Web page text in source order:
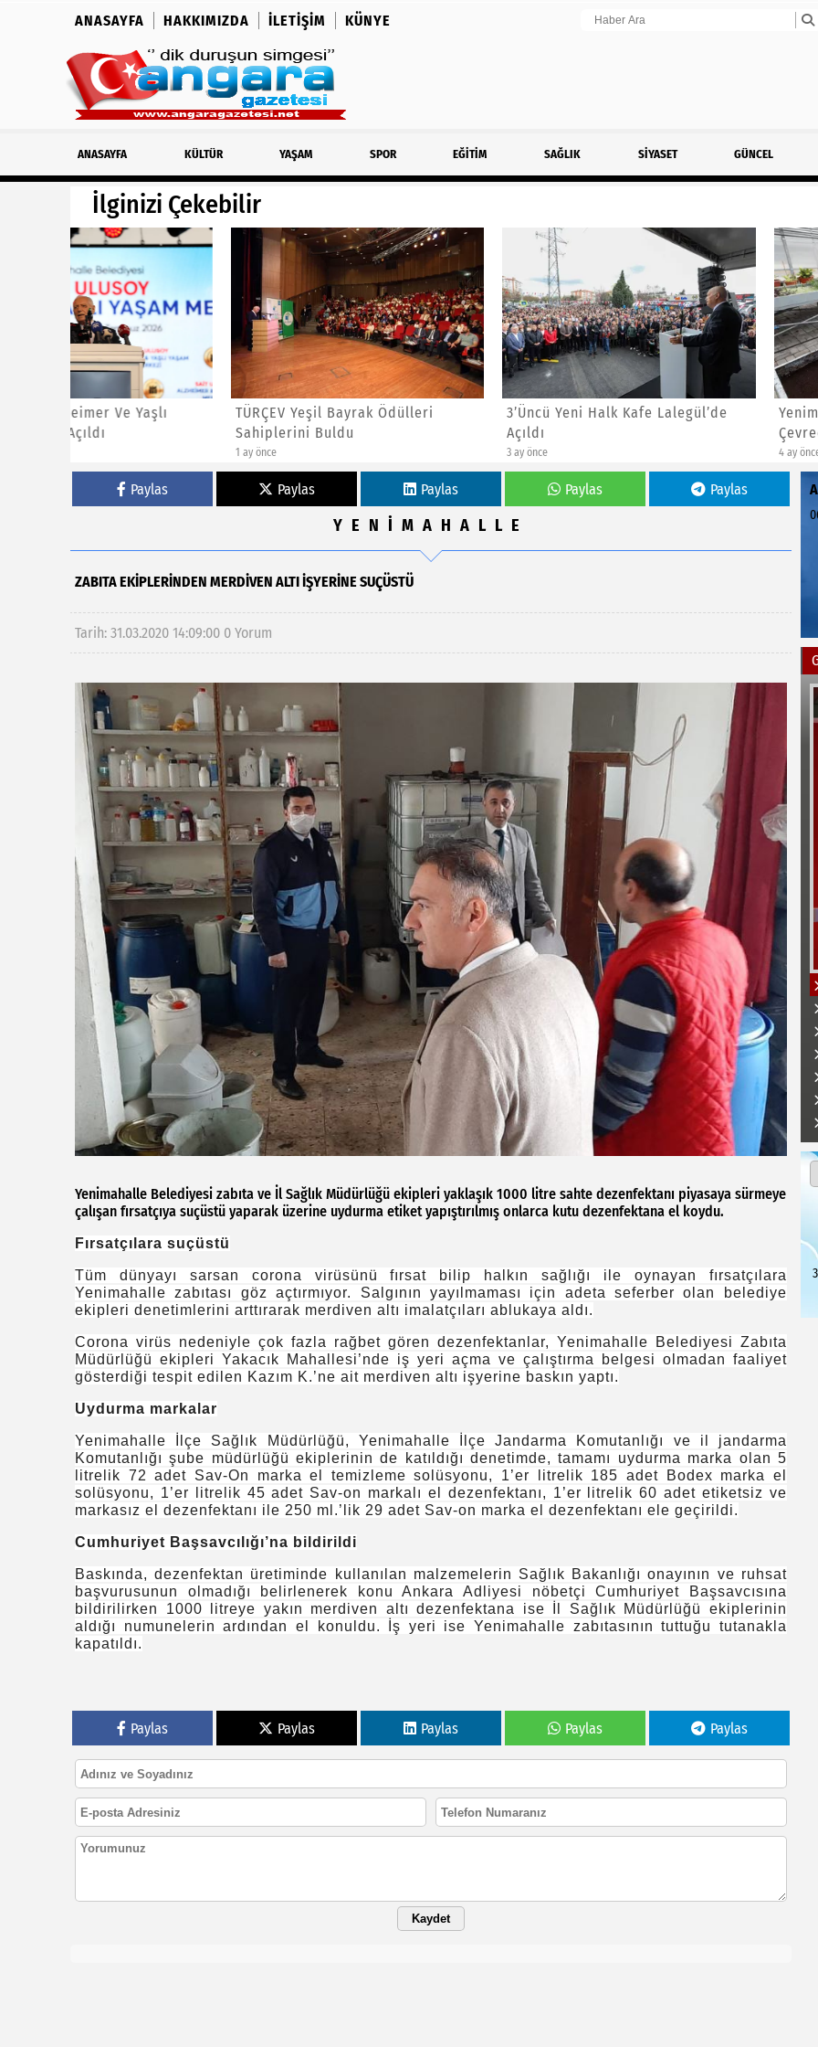
ANASAYFA HAKKIMIZDA İLETIŞIM KÜNYE
ANASAYFA KÜLTÜR YAŞAM SPOR EĞİTİM SAĞLIK SİYASET GÜNCEL
İlginizi Çekebilir
TÜRÇEV Yeşil Bayrak Ödülleri
Sahiplerini Buldu
3’üncü Yeni Halk Kafe Lalegül’de
Yenimahalle
Çevreci Çiçek Üretim Modeli
Paylas Paylas Paylas Paylas Paylas
YENİMAHALLE
ZABITA EKIPLERINDEN MERDIVEN ALTI IŞYERINE SUÇÜSTÜ
Tarih: 31.03.2020 14:09:00 0 Yorum
Yenimahalle Belediyesi zabıta ve İl Sağlık Müdürlüğü ekipleri yaklaşık 1000 litre sahte dezenfektanı piyasaya sürmeye
çalışan fırsatçıya suçüstü yaparak üzerine uydurma etiket yapıştırılmış onlarca kutu dezenfektana el koydu.
Fırsatçılara suçüstü
Tüm dünyayı sarsan corona virüsünü fırsat bilip halkın sağlığı ile oynayan fırsatçılara
Yenimahalle zabıtası göz açtırmıyor. Salgının yayılmaması için adeta seferber olan belediye
ekipleri denetimlerini arttırarak merdiven altı imalatçıları ablukaya aldı.
Corona virüs nedeniyle çok fazla rağbet gören dezenfektanlar, Yenimahalle Belediyesi Zabıta
Müdürlüğü ekipleri Yakacık Mahallesi’nde iş yeri açma ve çalıştırma belgesi olmadan faaliyet
gösterdiği tespit edilen Kazım K.’ne ait merdiven altı işyerine baskın yaptı.
Uydurma markalar
Yenimahalle İlçe Sağlık Müdürlüğü, Yenimahalle İlçe Jandarma Komutanlığı ve il jandarma
Komutanlığı şube müdürlüğü ekiplerinin de katıldığı denetimde, tamamı uydurma marka olan 5
litrelik 72 adet Sav-On marka el temizleme solüsyonu, 1’er litrelik 185 adet Bodex marka el
solüsyonu, 1’er litrelik 45 adet Sav-on markalı el dezenfektanı, 1’er litrelik 60 adet etiketsiz ve
markasız el dezenfektanı ile 250 ml.’lik 29 adet Sav-on marka el dezenfektanı ele geçirildi.
Cumhuriyet Başsavcılığı’na bildirildi
Baskında, dezenfektan üretiminde kullanılan malzemelerin Sağlık Bakanlığı onayının ve ruhsat
başvurusunun olmadığı belirlenerek konu Ankara Adliyesi nöbetçi Cumhuriyet Başsavcısına
bildirilirken 1000 litreye yakın merdiven altı dezenfektana ise İl Sağlık Müdürlüğü ekiplerinin
aldığı numunelerin ardından el konuldu. İş yeri ise Yenimahalle zabıtasının tuttuğu tutanakla
kapatıldı.
Paylas Paylas Paylas Paylas Paylas
Kaydet